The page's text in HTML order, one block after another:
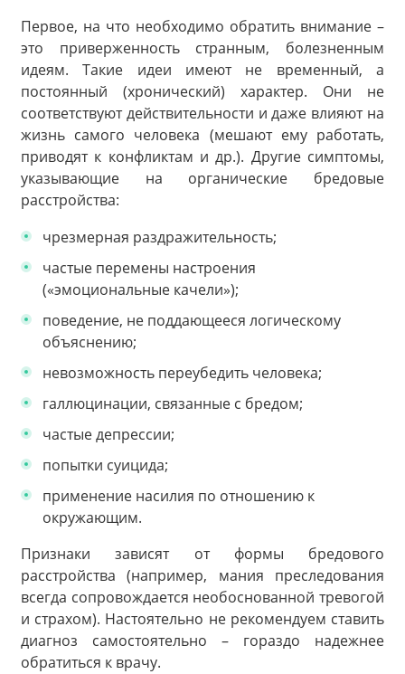
Первое, на что необходимо обратить внимание –
это приверженность странным, болезненным
идеям. Такие идеи имеют не временный, а
постоянный (хронический) характер. Они не
соответствуют действительности и даже влияют на
жизнь самого человека (мешают ему работать,
приводят к конфликтам и др.). Другие симптомы,
указывающие на органические бредовые
расстройства:
чрезмерная раздражительность;
частые перемены настроения
(«эмоциональные качели»);
поведение, не поддающееся логическому
объяснению;
невозможность переубедить человека;
галлюцинации, связанные с бредом;
частые депрессии;
попытки суицида;
применение насилия по отношению к
окружающим.
Признаки зависят от формы бредового
расстройства (например, мания преследования
всегда сопровождается необоснованной тревогой
и страхом). Настоятельно не рекомендуем ставить
диагноз самостоятельно – гораздо надежнее
обратиться к врачу.